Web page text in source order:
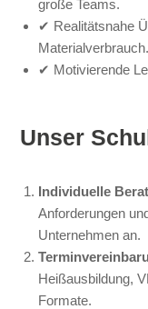
große Teams.
✔ Realitätsnahe
Materialverbrauch.
✔ Motivierende
Unser
Individuelle
Anforderungen
Unternehmen an.
Heißausbildung,
Formate.